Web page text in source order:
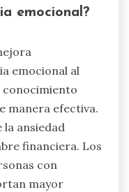
emocional?
emocional al
conocimiento
manera efectiva.
ansiedad
financiera. Los
con
mayor